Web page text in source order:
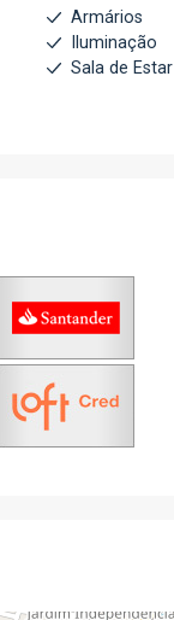
Armários
Iluminação
Sala de Estar